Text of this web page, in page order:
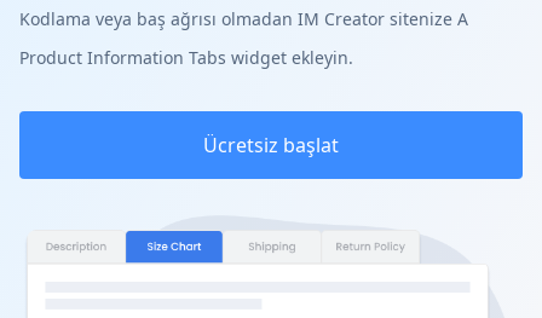
Kodlama veya baş ağrısı olmadan IM Creator sitenize A
Product Information Tabs widget ekleyin.
Ücretsiz başlat